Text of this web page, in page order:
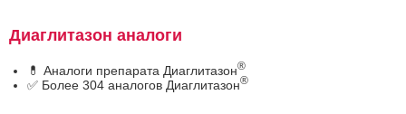
Диаглитазон аналоги
💊 Аналоги препарата Диаглитазон®
✅ Более 304 аналогов Диаглитазон®